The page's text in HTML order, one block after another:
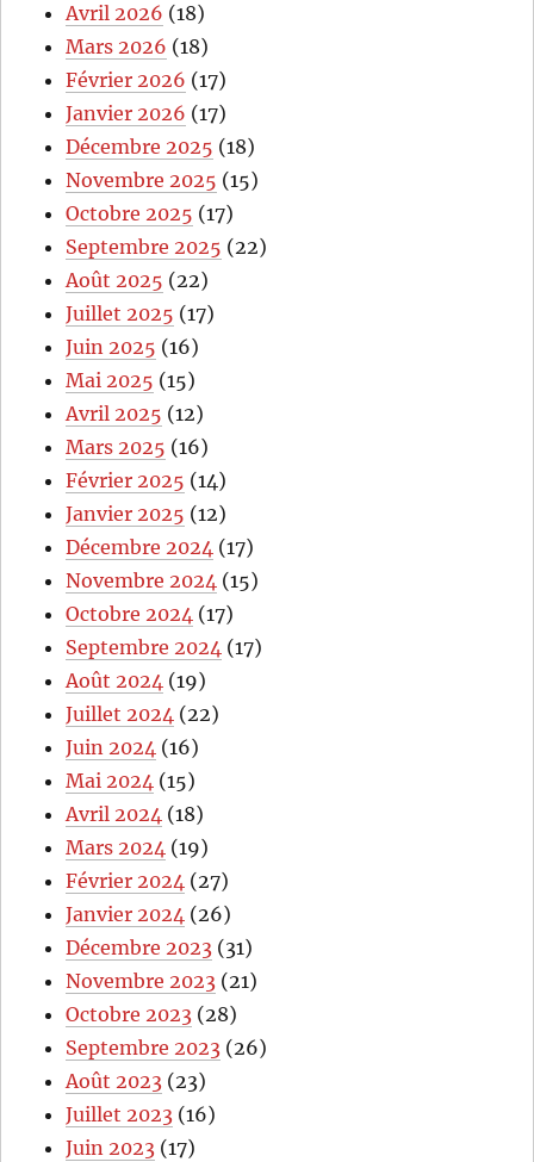
Avril 2026 (18)
Mars 2026 (18)
Février 2026 (17)
Janvier 2026 (17)
Décembre 2025 (18)
Novembre 2025 (15)
Octobre 2025 (17)
Septembre 2025 (22)
Août 2025 (22)
Juillet 2025 (17)
Juin 2025 (16)
Mai 2025 (15)
Avril 2025 (12)
Mars 2025 (16)
Février 2025 (14)
Janvier 2025 (12)
Décembre 2024 (17)
Novembre 2024 (15)
Octobre 2024 (17)
Septembre 2024 (17)
Août 2024 (19)
Juillet 2024 (22)
Juin 2024 (16)
Mai 2024 (15)
Avril 2024 (18)
Mars 2024 (19)
Février 2024 (27)
Janvier 2024 (26)
Décembre 2023 (31)
Novembre 2023 (21)
Octobre 2023 (28)
Septembre 2023 (26)
Août 2023 (23)
Juillet 2023 (16)
Juin 2023 (17)